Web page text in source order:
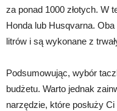
za ponad 1000 złotych. W
Honda lub Husqvarna.
litrów i są wykonane z
Podsumowując, wybór
budżetu. Warto jednak
narzędzie, które posłuży